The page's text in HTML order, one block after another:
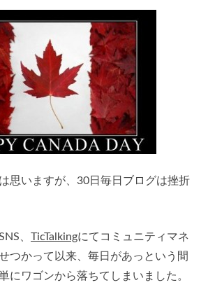
思いますが、30日毎日ブログは挫折
、 TicTalkingにてコミュニティマネ
つかって以来、毎日があっという間
にワゴンから落ちてしまいました。